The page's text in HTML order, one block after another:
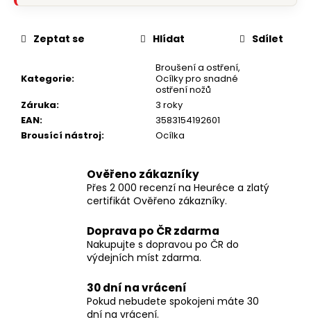
Kategorie:
Broušení a ostření,
Ocílky pro snadné
ostření nožů
Záruka:
3 roky
EAN:
3583154192601
Brousící nástroj: Ocílka
Zeptat se Hlídat Sdílet
Ověřeno zákazníky
Přes 2 000 recenzí na Heuréce a zlatý
certifikát Ověřeno zákazníky.
Doprava po ČR zdarma
Nakupujte s dopravou po ČR do
výdejních míst zdarma.
30 dní na vrácení
Pokud nebudete spokojeni máte 30
dní na vrácení.